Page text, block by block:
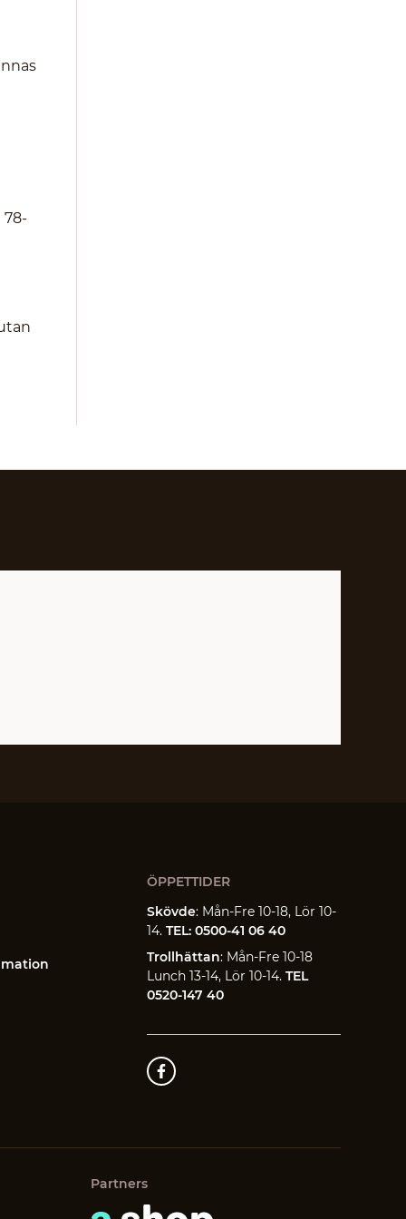
78-
ÖPPETTIDER
Skövde: Mån-Fre 10-18, Lör 10-
14.TEL: 0500-41 06 40
Trollhättan: Mån-Fre 10-18
Lunch 13-14, Lör 10-14.TEL
0520-147 40
Partners